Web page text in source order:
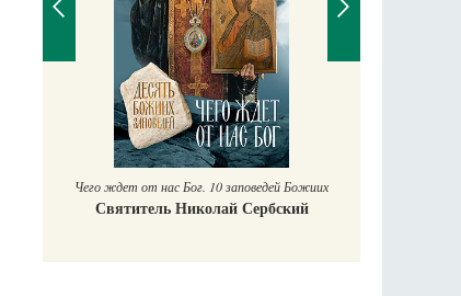
Чего ждет от нас Бог. 10 заповедей Божиих
Святитель Николай Сербский